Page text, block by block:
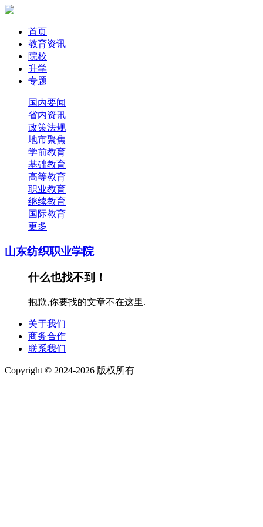
首页
教育资讯
院校
升学
专题
国内要闻
省内资讯
政策法规
地市聚焦
学前教育
基础教育
高等教育
职业教育
继续教育
国际教育
更多
山东纺织职业学院
什么也找不到！
抱歉,你要找的文章不在这里.
关于我们
商务合作
联系我们
Copyright © 2024-2026 版权所有